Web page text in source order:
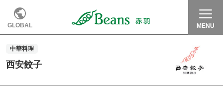
GLOBAL MENU
中華料理
西安餃子